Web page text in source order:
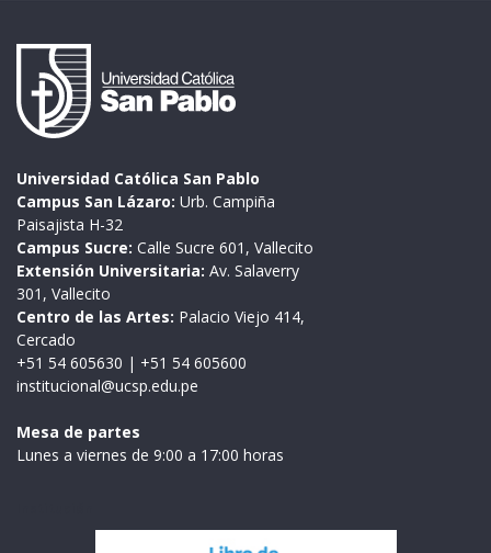
Universidad Católica San Pablo
Campus San Lázaro: Urb. Campiña
Paisajista H-32
Campus Sucre: Calle Sucre 601, Vallecito
Extensión Universitaria: Av. Salaverry
301, Vallecito
Centro de las Artes: Palacio Viejo 414,
Cercado
+51 54 605630 | +51 54 605600
institucional@ucsp.edu.pe
Mesa de partes
Lunes a viernes de 9:00 a 17:00 horas